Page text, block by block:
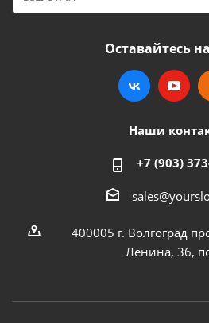
Оставайтесь
Наши
+7 (903)
400005 г. Волгоград
Ленина, 36,